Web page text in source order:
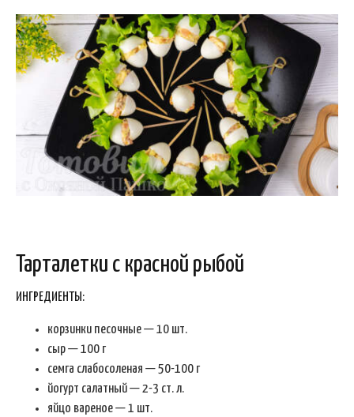
Тарталетки с красной рыбой
ИНГРЕДИЕНТЫ:
корзинки песочные — 10 шт.
сыр — 100 г
семга слабосоленая — 50-100 г
йогурт салатный — 2-3 ст. л.
яйцо вареное — 1 шт.